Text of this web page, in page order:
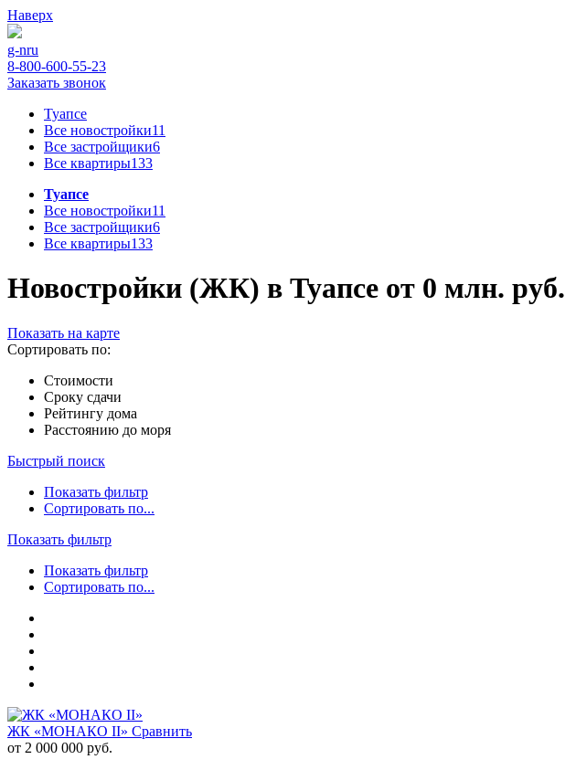
Наверх
g-nru
8-800-600-55-23
Заказать звонок
Туапсе
Все новостройки11
Все застройщики6
Все квартиры133
Туапсе
Все новостройки11
Все застройщики6
Все квартиры133
Новостройки (ЖК) в Туапсе от 0 млн. руб.
Показать на карте
Сортировать по:
Стоимости
Сроку сдачи
Рейтингу дома
Расстоянию до моря
Быстрый поиск
Показать фильтр
Сортировать по...
Показать фильтр
Показать фильтр
Сортировать по...
ЖК «МОНАКО II» Сравнить
от 2 000 000 руб.